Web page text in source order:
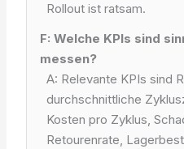
Rollout ist ratsam.
F: Welche KPIs sind
messen?
A: Relevante KPIs sind
durchschnittliche
Kosten pro Zyklus,
Retourenrate,